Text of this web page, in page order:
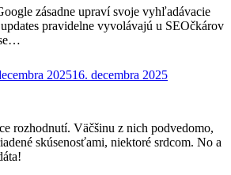
zásadne upraví svoje vyhľadávacie
pravidelne vyvolávajú u SEOčkárov
202516. decembra 2025
rozhodnutí. Väčšinu z nich podvedomo,
skúsenosťami, niektoré srdcom. No a